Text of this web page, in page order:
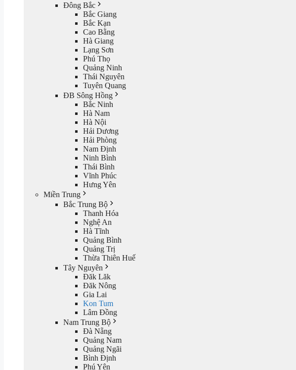
Đông Bắc
Bắc Giang
Bắc Kạn
Cao Bằng
Hà Giang
Lạng Sơn
Phú Thọ
Quảng Ninh
Thái Nguyên
Tuyên Quang
ĐB Sông Hồng
Bắc Ninh
Hà Nam
Hà Nội
Hải Dương
Hải Phòng
Nam Định
Ninh Bình
Thái Bình
Vĩnh Phúc
Hưng Yên
Miền Trung
Bắc Trung Bộ
Thanh Hóa
Nghệ An
Hà Tĩnh
Quảng Bình
Quảng Trị
Thừa Thiên Huế
Tây Nguyên
Đăk Lăk
Đăk Nông
Gia Lai
Kon Tum
Lâm Đồng
Nam Trung Bộ
Đà Nẵng
Quảng Nam
Quảng Ngãi
Bình Định
Phú Yên